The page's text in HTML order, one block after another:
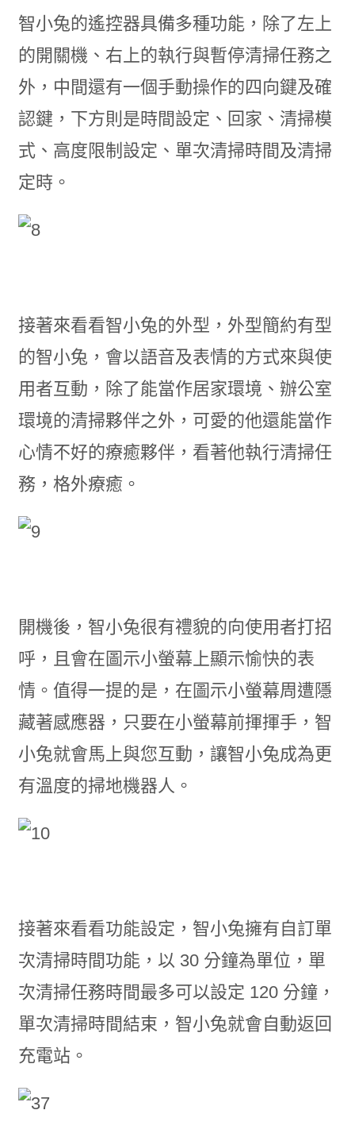
智小兔的遙控器具備多種功能，除了左上
的開關機、右上的執行與暫停清掃任務之
外，中間還有一個手動操作的四向鍵及確
認鍵，下方則是時間設定、回家、清掃模
式、高度限制設定、單次清掃時間及清掃
定時。
接著來看看智小兔的外型，外型簡約有型
的智小兔，會以語音及表情的方式來與使
用者互動，除了能當作居家環境、辦公室
環境的清掃夥伴之外，可愛的他還能當作
心情不好的療癒夥伴，看著他執行清掃任
務，格外療癒。
開機後，智小兔很有禮貌的向使用者打招
呼，且會在圖示小螢幕上顯示愉快的表
情。值得一提的是，在圖示小螢幕周遭隱
藏著感應器，只要在小螢幕前揮揮手，智
小兔就會馬上與您互動，讓智小兔成為更
有溫度的掃地機器人。
接著來看看功能設定，智小兔擁有自訂單
次清掃時間功能，以 30 分鐘為單位，單
次清掃任務時間最多可以設定 120 分鐘，
單次清掃時間結束，智小兔就會自動返回
充電站。